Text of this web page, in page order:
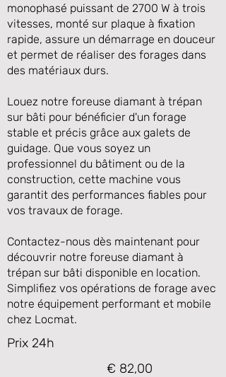
monophasé puissant de 2700 W à trois
vitesses, monté sur plaque à fixation
rapide, assure un démarrage en douceur
et permet de réaliser des forages dans
des matériaux durs.
Louez notre foreuse diamant à trépan
sur bâti pour bénéficier d'un forage
stable et précis grâce aux galets de
guidage. Que vous soyez un
professionnel du bâtiment ou de la
construction, cette machine vous
garantit des performances fiables pour
vos travaux de forage.
Contactez-nous dès maintenant pour
découvrir notre foreuse diamant à
trépan sur bâti disponible en location.
Simplifiez vos opérations de forage avec
notre équipement performant et mobile
chez Locmat.
Prix 24h
€ 82,00